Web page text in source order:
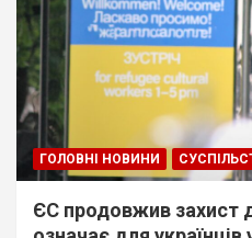
ГОЛОВНІ НОВИНИ
ЄС продовжив захист